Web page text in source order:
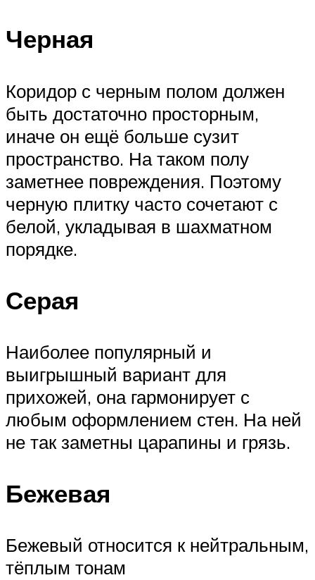
Черная
Коридор с черным полом должен
быть достаточно просторным,
иначе он ещё больше сузит
пространство. На таком полу
заметнее повреждения. Поэтому
черную плитку часто сочетают с
белой, укладывая в шахматном
порядке.
Серая
Наиболее популярный и
выигрышный вариант для
прихожей, она гармонирует с
любым оформлением стен. На ней
не так заметны царапины и грязь.
Бежевая
Бежевый относится к нейтральным,
тёплым тонам